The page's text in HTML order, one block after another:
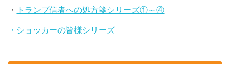
・ トランプ信者への処方箋シリーズ①～④
・ショッカーの皆様シリーズ